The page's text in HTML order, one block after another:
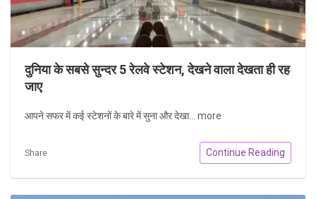
दुनिया के सबसे सुन्दर 5 रेलवे स्टेशन, देखने वाला देखता ही रह
जाए
आपने सफर में कई स्टेशनों के बारे में सुना और देखा... more
Share Continue Reading